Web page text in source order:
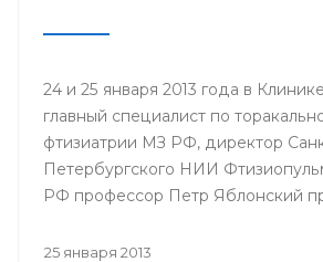
24 и 25 января 2013 года в
главный специалист по
фтизиатрии МЗ РФ, директор
Петербургского НИИ
РФ профессор Петр Яблонский
доступы в торакальной хирургии».
25 января 2013